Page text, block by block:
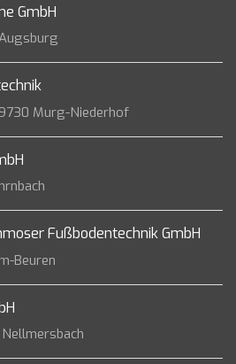
GmbH
Murg-Niederhof
Fußbodentechnik GmbH
Beuren